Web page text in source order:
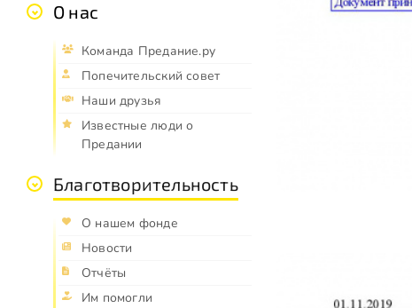
О нас
Команда Предание.ру
Попечительский совет
Наши друзья
Известные люди о
Предании
Благотворительность
О нашем фонде
Новости
Отчёты
Им помогли